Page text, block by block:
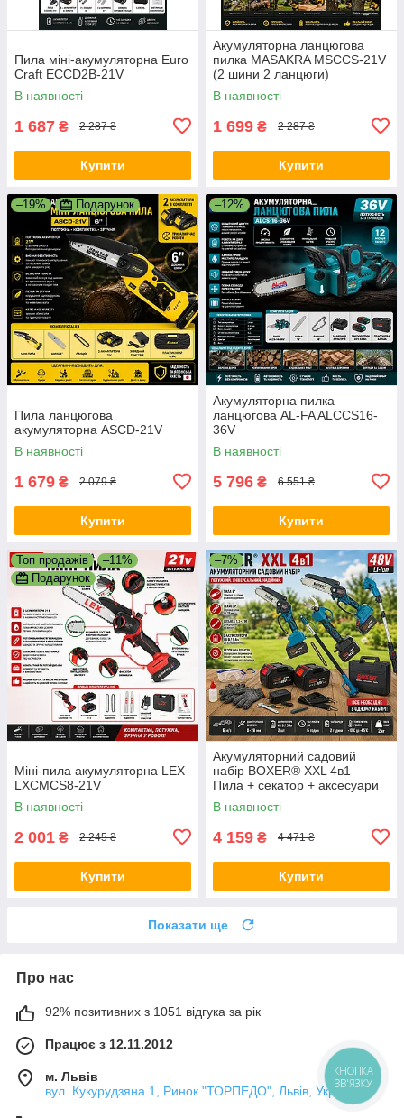
Пила міні-акумуляторна Euro
Craft ECCD2B-21V
В наявності
1 687 ₴ 2 287 ₴
Купити
Акумуляторна ланцюгова
пилка MASAKRA MSCCS-21V
(2 шини 2 ланцюги)
В наявності
1 699 ₴ 2 287 ₴
Купити
–19% Подарунок
Пила ланцюгова
акумуляторна ASCD-21V
В наявності
1 679 ₴ 2 079 ₴
Купити
–12%
Акумуляторна пилка
ланцюгова AL-FA ALCCS16-
36V
В наявності
5 796 ₴ 6 551 ₴
Купити
Топ продажів
–11%
Подарунок
Міні-пила акумуляторна LEX
LXCMCS8-21V
В наявності
2 001 ₴ 2 245 ₴
Купити
–7%
Акумуляторний садовий
набір BOXER® XXL 4в1 —
Пила + секатор + аксесуари
В наявності
4 159 ₴ 4 471 ₴
Купити
Показати ще
Про нас
92% позитивних з 1051 відгука за рік
Працює з 12.11.2012
м. Львів
вул. Кукурудзяна 1, Ринок "ТОРПЕДО", Львів, Україна
КНОПКА
ЗВ'ЯЗКУ